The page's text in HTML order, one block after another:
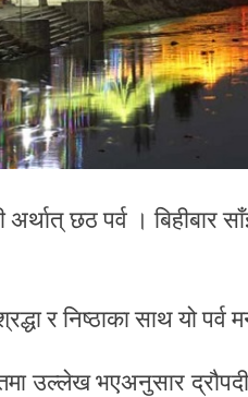
अर्थात् छठ पर्व । बिहीबार
र निष्ठाका साथ यो पर्व
उल्लेख भएअनुसार